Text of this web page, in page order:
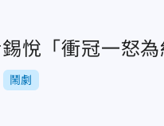
悅「衝冠一怒為
鬧劇